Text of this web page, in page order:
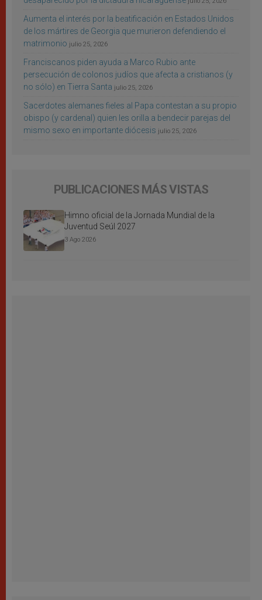
Aumenta el interés por la beatificación en Estados Unidos
de los mártires de Georgia que murieron defendiendo el
matrimonio julio 25, 2026
Franciscanos piden ayuda a Marco Rubio ante
persecución de colonos judíos que afecta a cristianos (y
no sólo) en Tierra Santa julio 25, 2026
Sacerdotes alemanes fieles al Papa contestan a su propio
obispo (y cardenal) quien les orilla a bendecir parejas del
mismo sexo en importante diócesis julio 25, 2026
PUBLICACIONES MÁS VISTAS
Himno oficial de la Jornada Mundial de la
Juventud Seúl 2027
3 Ago 2026